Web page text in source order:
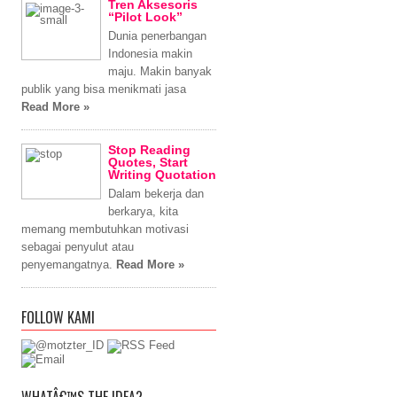
Tren Aksesoris
“Pilot Look”
Dunia penerbangan
Indonesia makin
maju. Makin banyak
publik yang bisa menikmati jasa
Read More »
Stop Reading
Quotes, Start
Writing Quotation
Dalam bekerja dan
berkarya, kita
memang membutuhkan motivasi
sebagai penyulut atau
penyemangatnya. Read More »
FOLLOW KAMI